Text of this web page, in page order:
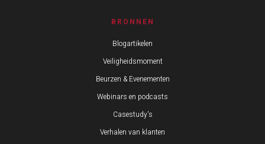
BRONNEN
Blogartikelen
Veiligheidsmoment
Beurzen & Evenementen
Webinars en podcasts
Casestudy's
Verhalen van klanten